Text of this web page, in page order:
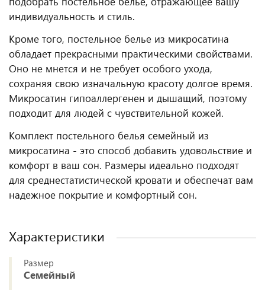
индивидуальность и стиль.
Кроме того, постельное белье из микросатина
обладает прекрасными практическими свойствами.
Оно не мнется и не требует особого ухода,
сохраняя свою изначальную красоту долгое время.
Микросатин гипоаллергенен и дышащий, поэтому
подходит для людей с чувствительной кожей.
Комплект постельного белья семейный из
микросатина - это способ добавить удовольствие и
комфорт в ваш сон. Размеры идеально подходят
для среднестатистической кровати и обеспечат вам
надежное покрытие и комфортный сон.
Характеристики
Размер
Семейный